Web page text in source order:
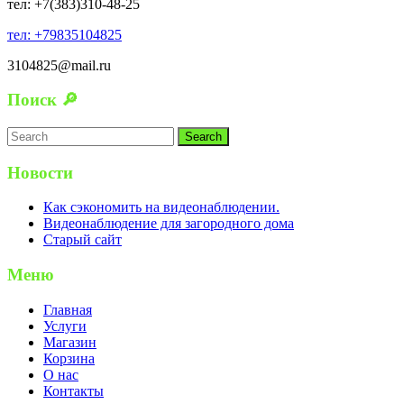
тел: +7(383)310-48-25
тел: +79835104825
3104825@mail.ru
Поиск 🔎
Search
for:
Новости
Как сэкономить на видеонаблюдении.
Видеонаблюдение для загородного дома
Старый сайт
Меню
Главная
Услуги
Магазин
Корзина
О нас
Контакты